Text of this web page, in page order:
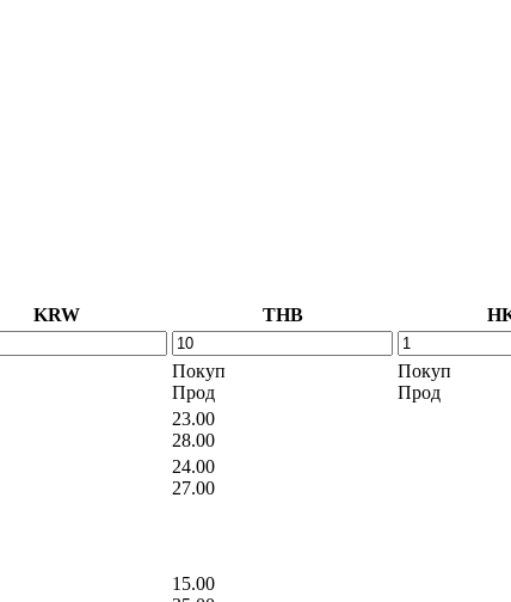
KRW THB
Покуп
Прод
Покуп
Прод
23.00
28.00
24.00
27.00
15.00